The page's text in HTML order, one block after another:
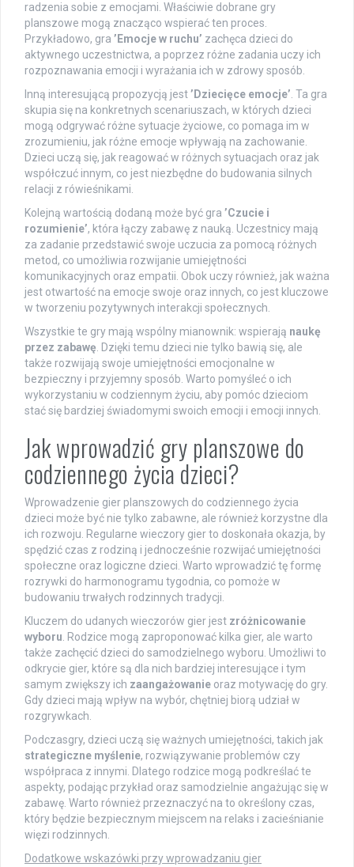
radzenia sobie z emocjami. Właściwie dobrane gry
planszowe mogą znacząco wspierać ten proces.
Przykładowo, gra ’Emocje w ruchu’ zachęca dzieci do
aktywnego uczestnictwa, a poprzez różne zadania uczy ich
rozpoznawania emocji i wyrażania ich w zdrowy sposób.
Inną interesującą propozycją jest’Dziecięce emocje’. Ta gra
skupia się na konkretnych scenariuszach, w których dzieci
mogą odgrywać różne sytuacje życiowe, co pomaga im w
zrozumieniu, jak różne emocje wpływają na zachowanie.
Dzieci uczą się, jak reagować w różnych sytuacjach oraz jak
współczuć innym, co jest niezbędne do budowania silnych
relacji z rówieśnikami.
Kolejną wartością dodaną może być gra ’Czucie i
rozumienie’, która łączy zabawę z nauką. Uczestnicy mają
za zadanie przedstawić swoje uczucia za pomocą różnych
metod, co umożliwia rozwijanie umiejętności
komunikacyjnych oraz empatii. Obok uczy również, jak ważna
jest otwartość na emocje swoje oraz innych, co jest kluczowe
w tworzeniu pozytywnych interakcji społecznych.
Wszystkie te gry mają wspólny mianownik: wspierają naukę
przez zabawę. Dzięki temu dzieci nie tylko bawią się, ale
także rozwijają swoje umiejętności emocjonalne w
bezpieczny i przyjemny sposób. Warto pomyśleć o ich
wykorzystaniu w codziennym życiu, aby pomóc dzieciom
stać się bardziej świadomymi swoich emocji i emocji innych.
Jak wprowadzić gry planszowe do
codziennego życia dzieci?
Wprowadzenie gier planszowych do codziennego życia
dzieci może być nie tylko zabawne, ale również korzystne dla
ich rozwoju. Regularne wieczory gier to doskonała okazja, by
spędzić czas z rodziną i jednocześnie rozwijać umiejętności
społeczne oraz logiczne dzieci. Warto wprowadzić tę formę
rozrywki do harmonogramu tygodnia, co pomoże w
budowaniu trwałych rodzinnych tradycji.
Kluczem do udanych wieczorów gier jest zróżnicowanie
wyboru. Rodzice mogą zaproponować kilka gier, ale warto
także zachęcić dzieci do samodzielnego wyboru. Umożliwi to
odkrycie gier, które są dla nich bardziej interesujące i tym
samym zwiększy ich zaangażowanie oraz motywację do gry.
Gdy dzieci mają wpływ na wybór, chętniej biorą udział w
rozgrywkach.
Podczasgry, dzieci uczą się ważnych umiejętności, takich jak
strategiczne myślenie, rozwiązywanie problemów czy
współpraca z innymi. Dlatego rodzice mogą podkreślać te
aspekty, podając przykład oraz samodzielnie angażując się w
zabawę. Warto również przeznaczyć na to określony czas,
który będzie bezpiecznym miejscem na relaks i zacieśnianie
więzi rodzinnych.
Dodatkowe wskazówki przy wprowadzaniu gier